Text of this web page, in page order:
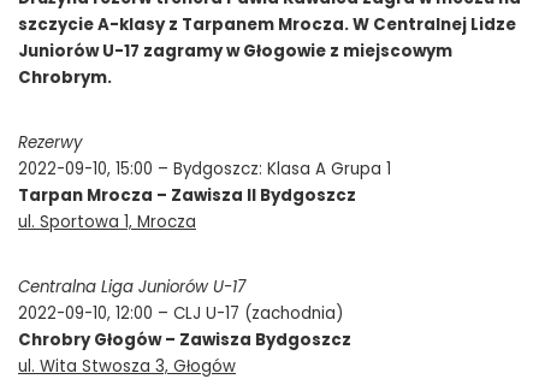
szczycie A-klasy z Tarpanem Mrocza. W Centralnej Lidze
Juniorów U-17 zagramy w Głogowie z miejscowym
Chrobrym.
Rezerwy
2022-09-10, 15:00 – Bydgoszcz: Klasa A Grupa 1
Tarpan Mrocza – Zawisza II Bydgoszcz
ul. Sportowa 1, Mrocza
Centralna Liga Juniorów U-17
2022-09-10, 12:00 – CLJ U-17 (zachodnia)
Chrobry Głogów – Zawisza Bydgoszcz
ul. Wita Stwosza 3, Głogów